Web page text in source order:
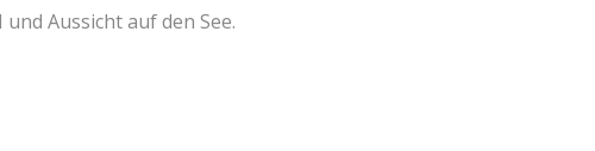
Aussicht auf den See.